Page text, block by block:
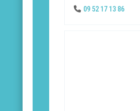
09 52 17 13 86